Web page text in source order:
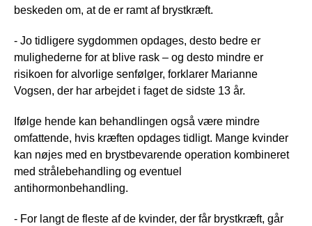
beskeden om, at de er ramt af brystkræft.
- Jo tidligere sygdommen opdages, desto bedre er
mulighederne for at blive rask – og desto mindre er
risikoen for alvorlige senfølger, forklarer Marianne
Vogsen, der har arbejdet i faget de sidste 13 år.
Ifølge hende kan behandlingen også være mindre
omfattende, hvis kræften opdages tidligt. Mange kvinder
kan nøjes med en brystbevarende operation kombineret
med strålebehandling og eventuel
antihormonbehandling.
- For langt de fleste af de kvinder, der får brystkræft, går